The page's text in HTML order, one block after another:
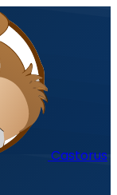
Castorus